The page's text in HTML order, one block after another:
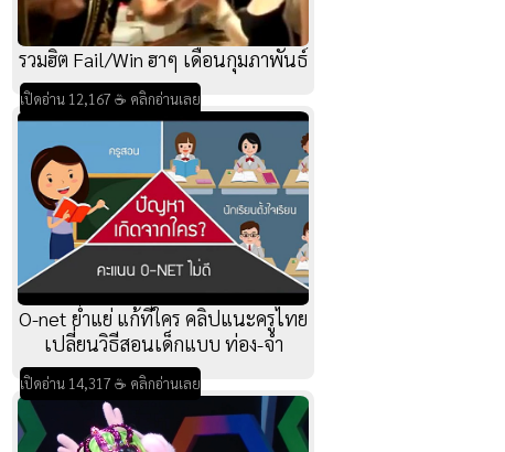
รวมฮิต Fail/Win ฮาๆ เดือนกุมภาพันธ์
เปิดอ่าน 12,167 ☕ คลิกอ่านเลย
O-net ย่ำแย่ แก้ที่ใคร คลิปแนะครูไทย
เปลี่ยนวิธีสอนเด็กแบบ ท่อง-จำ
เปิดอ่าน 14,317 ☕ คลิกอ่านเลย